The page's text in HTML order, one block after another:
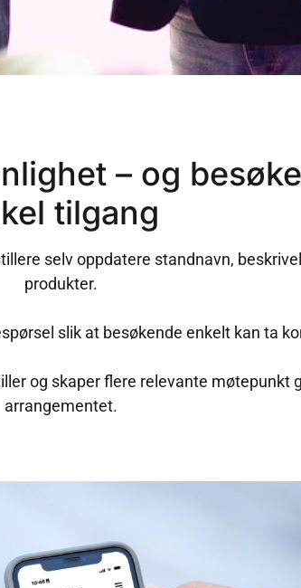
– og
tilgang
selv oppdatere standnavn,
produkter.
slik at besøkende enkelt kan ta
og skaper flere relevante møtepunkt
arrangementet.